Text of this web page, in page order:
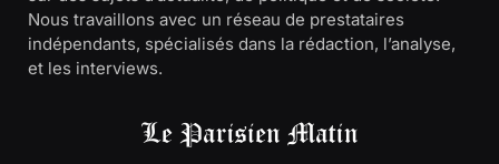
Nous travaillons avec un réseau de prestataires
indépendants, spécialisés dans la rédaction, l’analyse,
et les interviews.